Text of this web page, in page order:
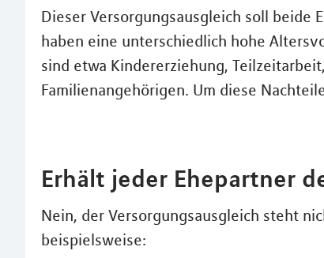
Dieser Versorgungsausgleich soll beide
haben eine unterschiedlich hohe
sind etwa Kindererziehung,
Familienangehörigen. Um diese
Erhält jeder Ehepartner
Nein, der Versorgungsausgleich steht
beispielsweise: